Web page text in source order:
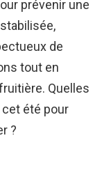
prévenir une
de
tout en
Quelles
été pour
?